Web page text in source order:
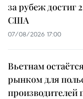
за рубеж достиг
США
07/08/2026 17:00
Вьетнам
рынком для
производителей